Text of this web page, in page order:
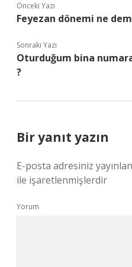
Önceki Yazı
Feyezan dönemi ne
Sonraki Yazı
Oturduğum bina
?
Bir yanıt yazın
E-posta adresiniz
ile işaretlenmişlerdir
Yorum